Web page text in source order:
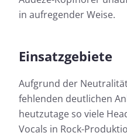
in aufregender Weise.
Einsatzgebiete
Aufgrund der
fehlenden deutlichen
heutzutage so viele
Vocals in Rock-